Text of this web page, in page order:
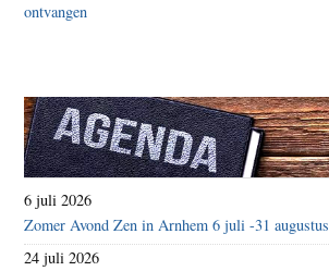
6 juli 2026
Zomer Avond Zen in Arnhem 6 juli -31 augustus
24 juli 2026